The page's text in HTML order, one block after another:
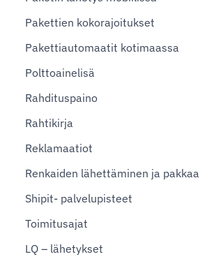
Pakettien kokorajoitukset
Pakettiautomaatit kotimaassa
Polttoainelisä
Rahdituspaino
Rahtikirja
Reklamaatiot
Renkaiden lähettäminen ja
Shipit- palvelupisteet
Toimitusajat
LQ – lähetykset